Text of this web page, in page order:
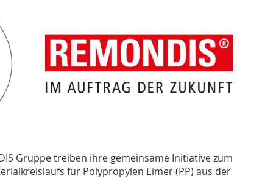
Gruppe treiben ihre gemeinsame Initiative zum
für Polypropylen Eimer (PP) aus der